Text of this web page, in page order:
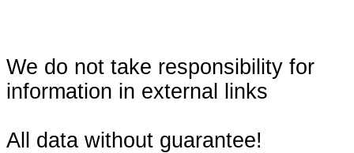
We do not take responsibility for
information in external links
All data without guarantee!